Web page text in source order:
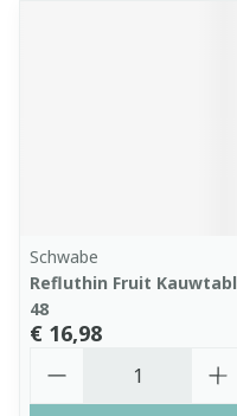
Schwabe
Refluthin Fruit Kauwtabl
48
€ 16,98